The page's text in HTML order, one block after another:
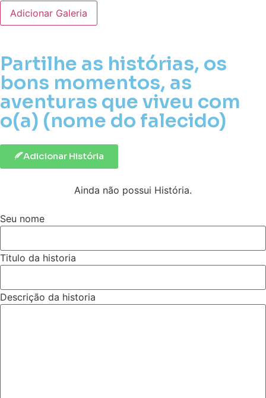
Adicionar Galeria
Partilhe as histórias, os
bons momentos, as
aventuras que viveu com
o(a) (nome do falecido)
Adicionar História
Ainda não possui História.
Seu nome
Titulo da historia
Descrição da historia